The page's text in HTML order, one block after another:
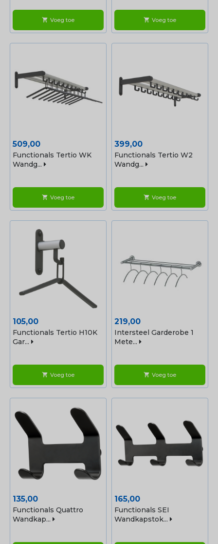
shopping_cart Voeg toe shopping_cart Voeg toe
Prijs
509,00
Functionals Tertio WK
Wandg...
shopping_cart Voeg toe
Prijs
399,00
Functionals Tertio W2
Wandg...
shopping_cart Voeg toe
Prijs
105,00
Functionals Tertio H10K
Gar...
shopping_cart Voeg toe
Prijs
219,00
Intersteel Garderobe 1
Mete...
shopping_cart Voeg toe
Prijs
135,00
Functionals Quattro
Wandkap...
Prijs
165,00
Functionals SEI
Wandkapstok...